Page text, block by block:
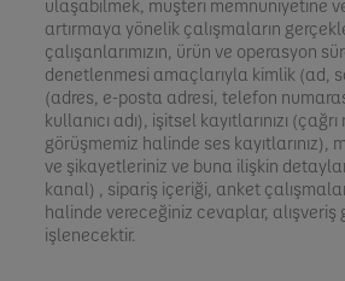
ulaşabilmek, müşteri memnuniyetine
artırmaya yönelik çalışmaların
çalışanlarımızın, ürün ve operasyon
denetlenmesi amaçlarıyla kimlik (ad,
(adres, e-posta adresi, telefon
kullanıcı adı), işitsel kayıtlarınızı
görüşmemiz halinde ses kayıtlarınız),
ve şikayetleriniz ve buna ilişkin
kanal) , sipariş içeriği, anket
halinde vereceğiniz cevaplar, alışveriş
işlenecektir.